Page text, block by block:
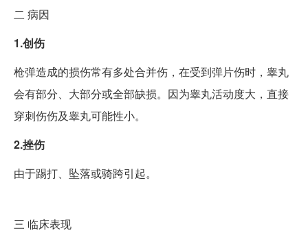
二 病因
1.创伤
枪弹造成的损伤常有多处合并伤，在受到弹片伤时，睾丸
会有部分、大部分或全部缺损。因为睾丸活动度大，直接
穿刺伤伤及睾丸可能性小。
2.挫伤
由于踢打、坠落或骑跨引起。
三 临床表现